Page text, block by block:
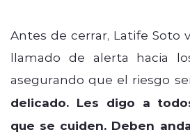
Antes de cerrar, Latife Soto
llamado de alerta hacia
asegurando que el riesgo
delicado. Les digo a
que se cuiden. Deben